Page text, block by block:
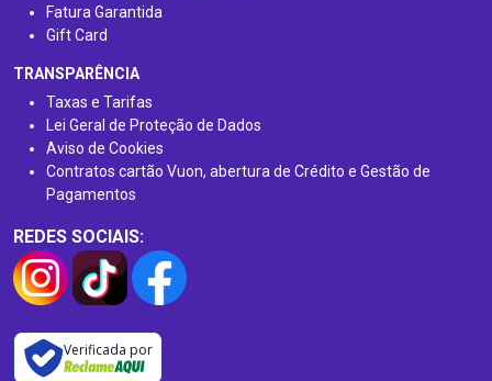
Fatura Garantida
Gift Card
TRANSPARÊNCIA
Taxas e Tarifas
Lei Geral de Proteção de Dados
Aviso de Cookies
Contratos cartão Vuon, abertura de Crédito e Gestão de
Pagamentos
REDES SOCIAIS:
Verificada por